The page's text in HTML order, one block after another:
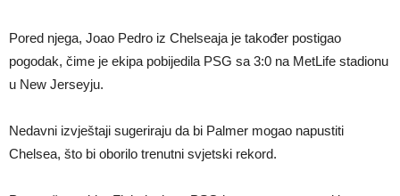
Pored njega, Joao Pedro iz Chelseaja je također postigao
pogodak, čime je ekipa pobijedila PSG sa 3:0 na MetLife stadionu
u New Jerseyju.
Nedavni izvještaji sugeriraju da bi Palmer mogao napustiti
Chelsea, što bi oborilo trenutni svjetski rekord.